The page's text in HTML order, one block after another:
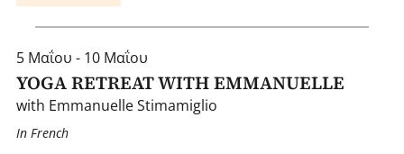
5 Μαΐου - 10 Μαΐου
YOGA RETREAT WITH EMMANUELLE
with Emmanuelle Stimamiglio
In French